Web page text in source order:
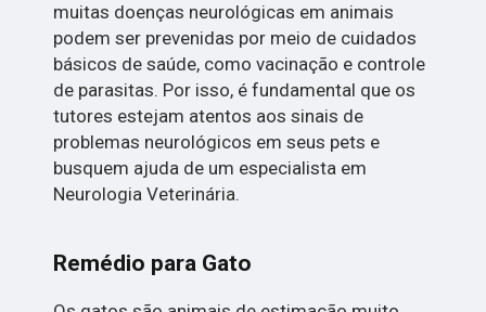
muitas doenças neurológicas em animais
podem ser prevenidas por meio de cuidados
básicos de saúde, como vacinação e controle
de parasitas. Por isso, é fundamental que os
tutores estejam atentos aos sinais de
problemas neurológicos em seus pets e
busquem ajuda de um especialista em
Neurologia Veterinária.
Remédio para Gato